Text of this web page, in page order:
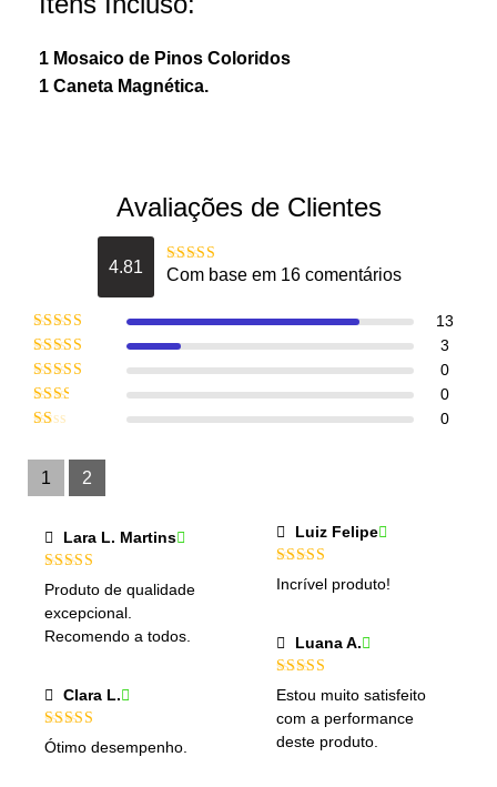
1 Mosaico de Pinos Coloridos
1 Caneta Magnética.
Avaliações de Clientes
4.81
Avaliação
Com base em 16 comentários
Avaliação
13
Avaliação
3
Avaliação
0
Avaliação
0
1
de
5
0
1 2
Lara L. Martins
Avaliação
4 de 5
Produto de qualidade
excepcional.
Recomendo a todos.
Clara L.
Avaliação
de 5
Ótimo desempenho.
Luiz Felipe
Avaliação
5
de 5
Incrível produto!
Luana A.
Avaliação
de 5
Estou muito satisfeito
com a performance
deste produto.